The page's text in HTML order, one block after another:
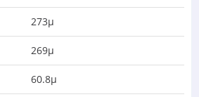
273µ
269µ
60.8µ